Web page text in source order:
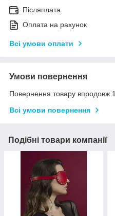
Післяплата
Оплата на рахунок
Всі умови оплати
Умови повернення
Повернення товару впродовж
Всі умови повернення
Подібні товари компанії